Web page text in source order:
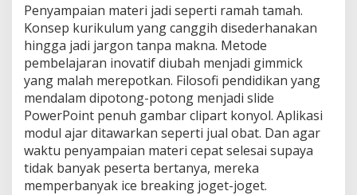
Penyampaian materi jadi seperti ramah tamah.
Konsep kurikulum yang canggih disederhanakan
hingga jadi jargon tanpa makna. Metode
pembelajaran inovatif diubah menjadi gimmick
yang malah merepotkan. Filosofi pendidikan yang
mendalam dipotong-potong menjadi slide
PowerPoint penuh gambar clipart konyol. Aplikasi
modul ajar ditawarkan seperti jual obat. Dan agar
waktu penyampaian materi cepat selesai supaya
tidak banyak peserta bertanya, mereka
memperbanyak ice breaking joget-joget.